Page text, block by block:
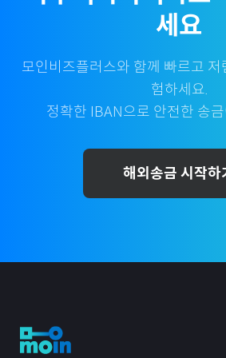
세요
모인비즈플러스와 함께 빠르고 저
험하세요.
정확한 IBAN으로 안전한 송
해외송금 시작하